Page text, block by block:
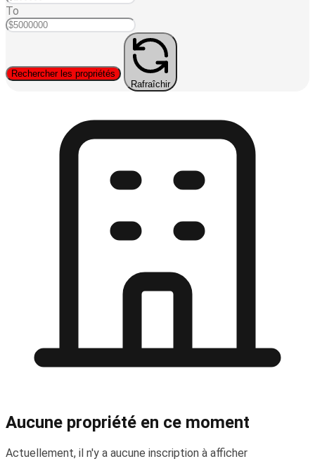
To
Rechercher les propriétés
Rafraîchir
Aucune propriété en ce moment
Actuellement, il n'y a aucune inscription à afficher